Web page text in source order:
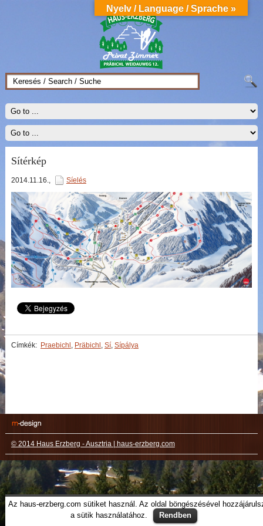
Sítérkép
2014.11.16., Síelés
Címkék: Praebichl , Präbichl , Sí, Sípálya
© 2014 Haus Erzberg - Ausztria | haus-erzberg.com
Az haus-erzberg.com sütiket használ. Az oldal böngészésével
a sütik használatához.
Rendben
Nyelv / Language / Sprache »